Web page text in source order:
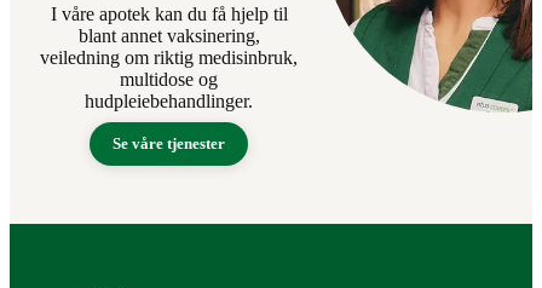
I våre apotek kan du få hjelp til
blant annet vaksinering,
veiledning om riktig medisinbruk,
multidose og
hudpleiebehandlinger.
Se våre tjenester